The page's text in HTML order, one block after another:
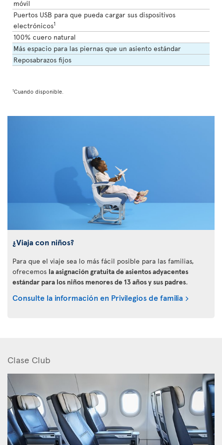
móvil
Puertos USB para que pueda cargar sus dispositivos
electrónicos1
100% cuero natural
Más espacio para las piernas que un asiento estándar
Reposabrazos fijos
1Cuando disponible.
¿Viaja con niños?
Para que el viaje sea lo más fácil posible para las familias,
ofrecemos la asignación gratuita de asientos adyacentes
estándar para los niños menores de 13 años y sus padres.
Consulte la información en Privilegios de familia
Clase Club